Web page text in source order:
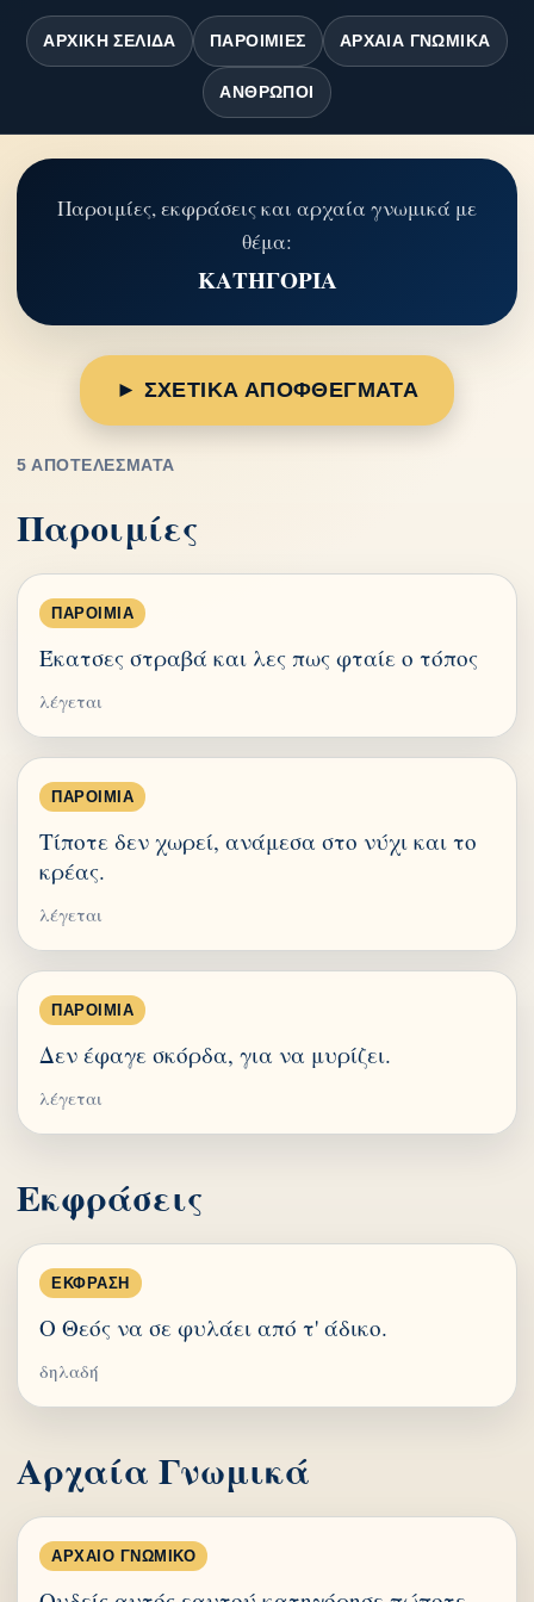
ΑΡΧΙΚΉ ΣΕΛΊΔΑ ΠΑΡΟΙΜΊΕΣ ΑΡΧΑΊΑ ΓΝΩΜΙΚΆ
ΆΝΘΡΩΠΟΙ
Παροιμίες, εκφράσεις και αρχαία γνωμικά με
θέμα:
ΚΑΤΗΓΟΡΙΑ
► ΣΧΕΤΙΚΑ ΑΠΟΦΘΕΓΜΑΤΑ
5 ΑΠΟΤΕΛΈΣΜΑΤΑ
Παροιμίες
ΠΑΡΟΙΜΊΑ
Έκατσες στραβά και λες πως φταίε ο τόπος
λέγεται
ΠΑΡΟΙΜΊΑ
Τίποτε δεν χωρεί, ανάμεσα στο νύχι και το
κρέας.
λέγεται
ΠΑΡΟΙΜΊΑ
Δεν έφαγε σκόρδα, για να μυρίζει.
λέγεται
Εκφράσεις
ΈΚΦΡΑΣΗ
Ο Θεός να σε φυλάει από τ' άδικο.
δηλαδή
Αρχαία Γνωμικά
ΑΡΧΑΊΟ ΓΝΩΜΙΚΌ